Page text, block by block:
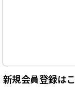
新規会員登録は